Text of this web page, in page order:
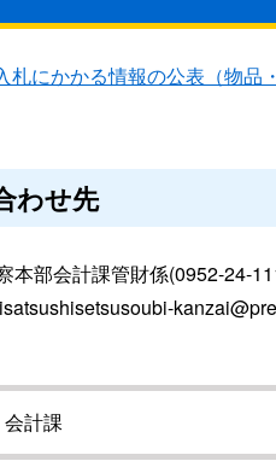
札にかかる情報の公表（物品
わせ先
本部会計課管財係(0952-24-
計課